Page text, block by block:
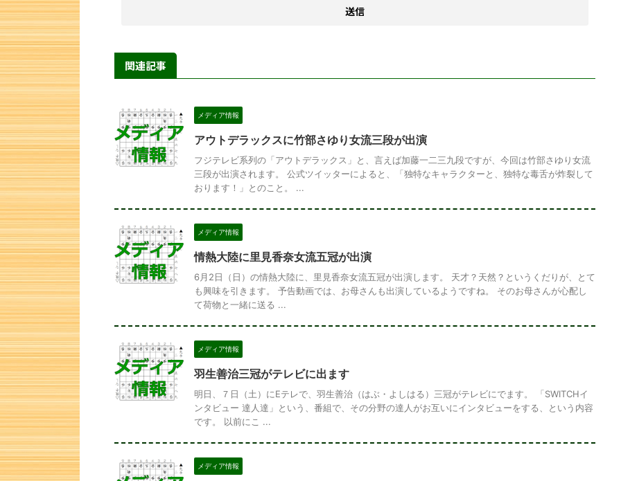
関連記事
メディア情報
アウトデラックスに竹部さゆり女流三段が出演
フジテレビ系列の「アウトデラックス」と、言えば加藤一二三九段ですが、今回は竹部さゆり女流
三段が出演されます。 公式ツイッターによると、「独特なキャラクターと、独特な毒舌が炸裂して
おります！」とのこと。 ...
メディア情報
情熱大陸に里見香奈女流五冠が出演
6月2日（日）の情熱大陸に、里見香奈女流五冠が出演します。 天才？天然？というくだりが、とて
も興味を引きます。 予告動画では、お母さんも出演しているようですね。 そのお母さんが心配し
て荷物と一緒に送る ...
メディア情報
羽生善治三冠がテレビに出ます
明日、７日（土）にEテレで、羽生善治（はぶ・よしはる）三冠がテレビにでます。 「SWITCHイ
ンタビュー 達人達」という、番組で、その分野の達人がお互いにインタビューをする、という内容
です。 以前にこ ...
メディア情報